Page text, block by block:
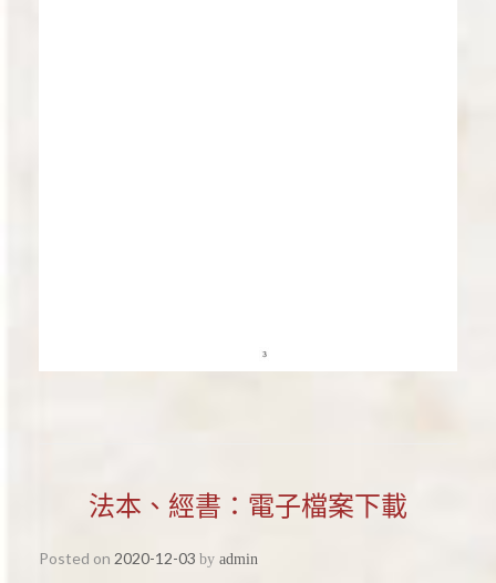
法本、經書：電子檔案下載
Posted on 2020-12-03 by admin